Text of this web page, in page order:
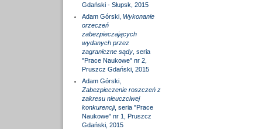
Gdański - Słupsk, 2015
Adam Górski, Wykonanie
orzeczeń
zabezpieczających
wydanych przez
zagraniczne sądy, seria
"Prace Naukowe" nr 2,
Pruszcz Gdański, 2015
Adam Górski,
Zabezpieczenie roszczeń z
zakresu nieuczciwej
konkurencji, seria "Prace
Naukowe" nr 1, Pruszcz
Gdański, 2015